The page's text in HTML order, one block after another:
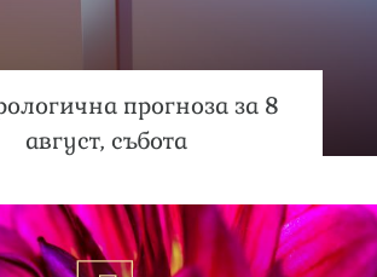
прогноза за 8
август, събота